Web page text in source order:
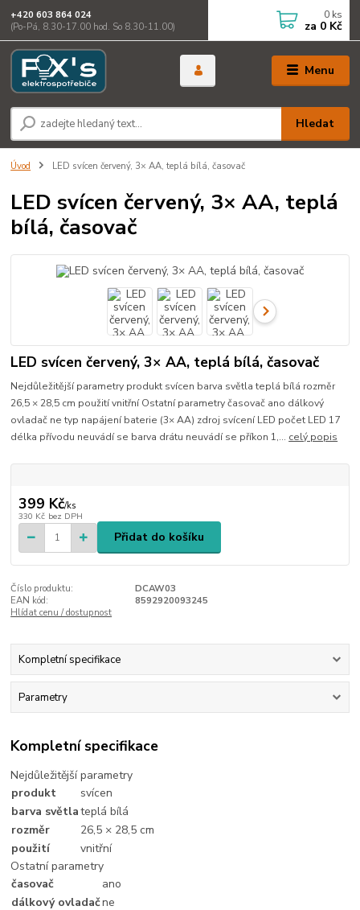
Menu
Hledat
+420 603 864 024
(Po-Pá, 8.30-17.00 hod. So 8.30-11.00)
0 ks
za 0 Kč
Úvod LED svícen červený, 3× AA, teplá bílá, časovač
LED svícen červený, 3× AA, teplá
bílá, časovač
LED svícen červený, 3× AA, teplá bílá, časovač
Nejdůležitější parametry produkt svícen barva světla teplá bílá rozměr
26,5 × 28,5 cm použití vnitřní Ostatní parametry časovač ano dálkový
ovladač ne typ napájení baterie (3× AA) zdroj svícení LED počet LED 17
délka přívodu neuvádí se barva drátu neuvádí se příkon 1,... celý popis
399 Kč/ks
330 Kč bez DPH
Přidat do košíku
Číslo produktu:
DCAW03
EAN kód:
8592920093245
Hlídat cenu / dostupnost
Kompletní specifikace
Parametry
Kompletní specifikace
Nejdůležitější parametry
produkt
svícen
barva světlateplá bílá
rozměr
26,5 × 28,5 cm
použití
vnitřní
Ostatní parametry
časovač
ano
dálkový ovladačne